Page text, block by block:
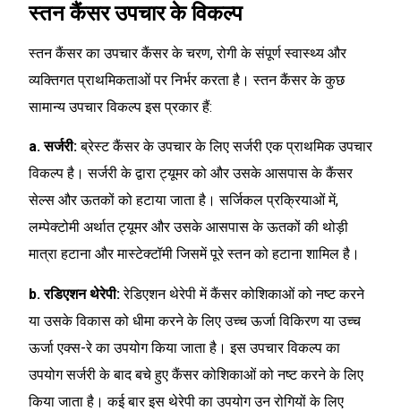
स्तन कैंसर उपचार के विकल्प
स्तन कैंसर का उपचार कैंसर के चरण, रोगी के संपूर्ण स्वास्थ्य और
व्यक्तिगत प्राथमिकताओं पर निर्भर करता है। स्तन कैंसर के कुछ
सामान्य उपचार विकल्प इस प्रकार हैं:
a. सर्जरी:ब्रेस्ट कैंसर के उपचार के लिए सर्जरी एक प्राथमिक उपचार
विकल्प है। सर्जरी के द्वारा ट्यूमर को और उसके आसपास के कैंसर
सेल्स और ऊतकों को हटाया जाता है। सर्जिकल प्रक्रियाओं में,
लम्पेक्टोमी अर्थात ट्यूमर और उसके आसपास के ऊतकों की थोड़ी
मात्रा हटाना और मास्टेक्टॉमी जिसमें पूरे स्तन को हटाना शामिल है।
b. रडिएशन थेरेपी:रेडिएशन थेरेपी में कैंसर कोशिकाओं को नष्ट करने
या उसके विकास को धीमा करने के लिए उच्च ऊर्जा विकिरण या उच्च
ऊर्जा एक्स-रे का उपयोग किया जाता है। इस उपचार विकल्प का
उपयोग सर्जरी के बाद बचे हुए कैंसर कोशिकाओं को नष्ट करने के लिए
किया जाता है। कई बार इस थेरेपी का उपयोग उन रोगियों के लिए